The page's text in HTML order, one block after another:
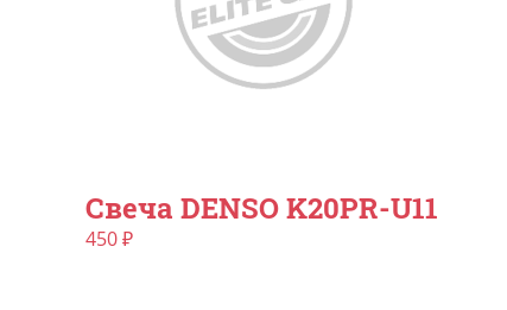
Свеча DENSO K20PR-U11
450₽